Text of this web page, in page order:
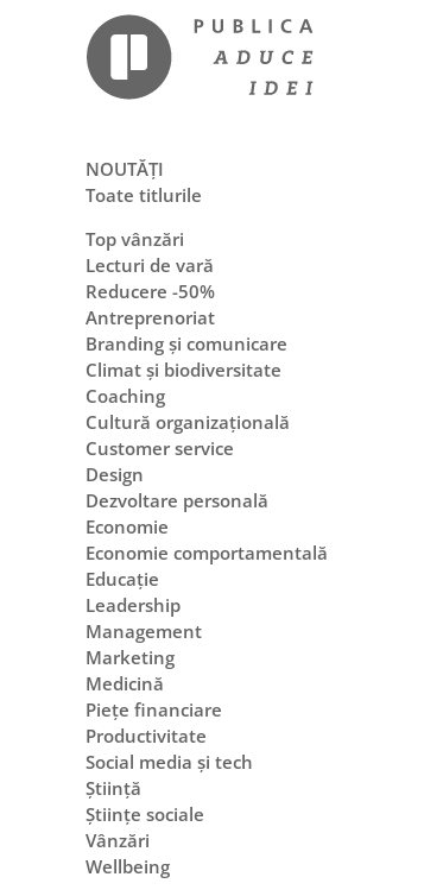
NOUTĂȚI
Toate titlurile
Top vânzări
Lecturi de vară
Reducere -50%
Antreprenoriat
Branding și comunicare
Climat și biodiversitate
Coaching
Cultură organizațională
Customer service
Design
Dezvoltare personală
Economie
Economie comportamentală
Educație
Leadership
Management
Marketing
Medicină
Piețe financiare
Productivitate
Social media și tech
Știință
Științe sociale
Vânzări
Wellbeing